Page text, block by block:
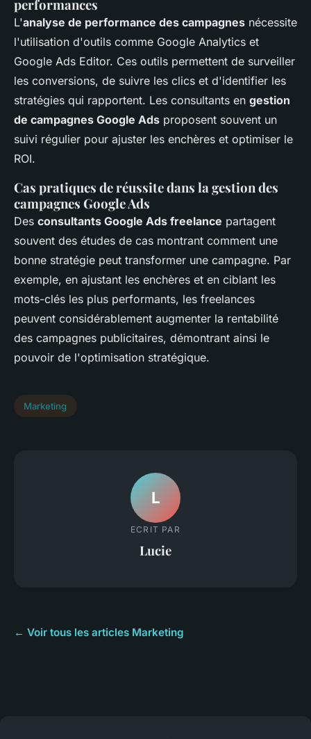
performances
L'analyse de performance des campagnes nécessite
l'utilisation d'outils comme Google Analytics et
Google Ads Editor. Ces outils permettent de surveiller
les conversions, de suivre les clics et d'identifier les
stratégies qui rapportent. Les consultants en gestion
de campagnes Google Ads proposent souvent un
suivi régulier pour ajuster les enchères et optimiser le
ROI.
Cas pratiques de réussite dans la gestion des
campagnes Google Ads
Des consultants Google Ads freelance partagent
souvent des études de cas montrant comment une
bonne stratégie peut transformer une campagne. Par
exemple, en ajustant les enchères et en ciblant les
mots-clés les plus performants, les freelances
peuvent considérablement augmenter la rentabilité
des campagnes publicitaires, démontrant ainsi le
pouvoir de l'optimisation stratégique.
Marketing
L
ECRIT PAR
Lucie
← Voir tous les articles Marketing